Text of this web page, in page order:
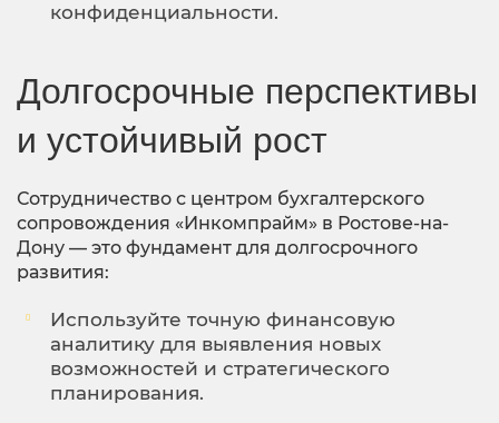
конфиденциальности.
Долгосрочные перспективы
и устойчивый рост
Сотрудничество с центром бухгалтерского
сопровождения «Инкомпрайм» в Ростове-на-
Дону — это фундамент для долгосрочного
развития:
Используйте точную финансовую
аналитику для выявления новых
возможностей и стратегического
планирования.